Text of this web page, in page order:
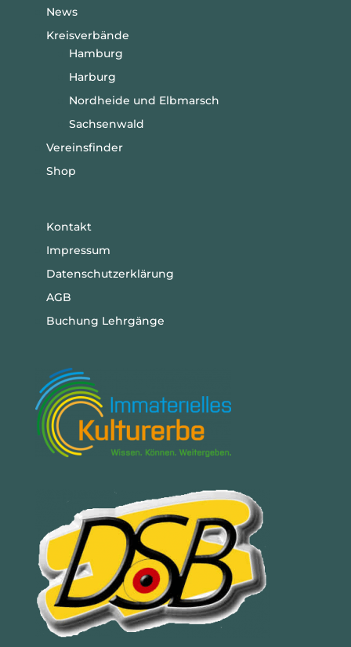
News
Kreisverbände
Hamburg
Harburg
Nordheide und Elbmarsch
Sachsenwald
Vereinsfinder
Shop
Kontakt
Impressum
Datenschutzerklärung
AGB
Buchung Lehrgänge